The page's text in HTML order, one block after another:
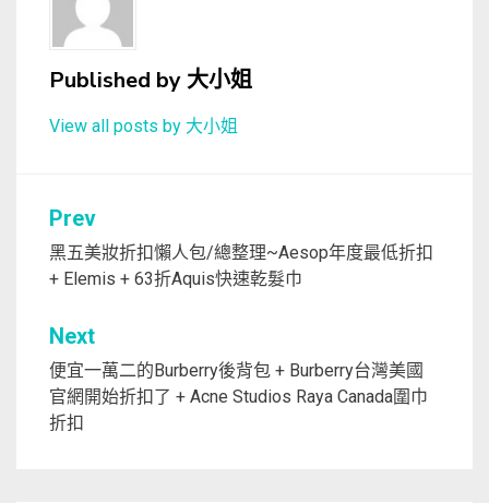
Published by大小姐
View all posts by 大小姐
文
章
導
覽
Prev
黑五美妝折扣懶人包/總整理~Aesop年度最低折扣
+ Elemis + 63折Aquis快速乾髮巾
Next
便宜一萬二的Burberry後背包 + Burberry台灣美國
官網開始折扣了 + Acne Studios Raya Canada圍巾
折扣